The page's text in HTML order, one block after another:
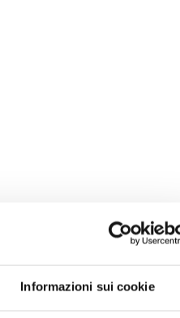
Informazioni sui cookie